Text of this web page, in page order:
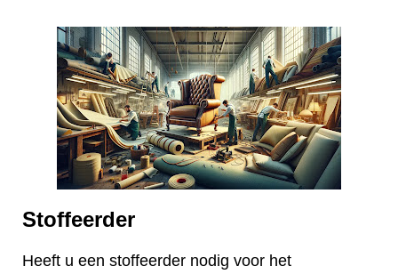
Stoffeerder
Heeft u een stoffeerder nodig voor het